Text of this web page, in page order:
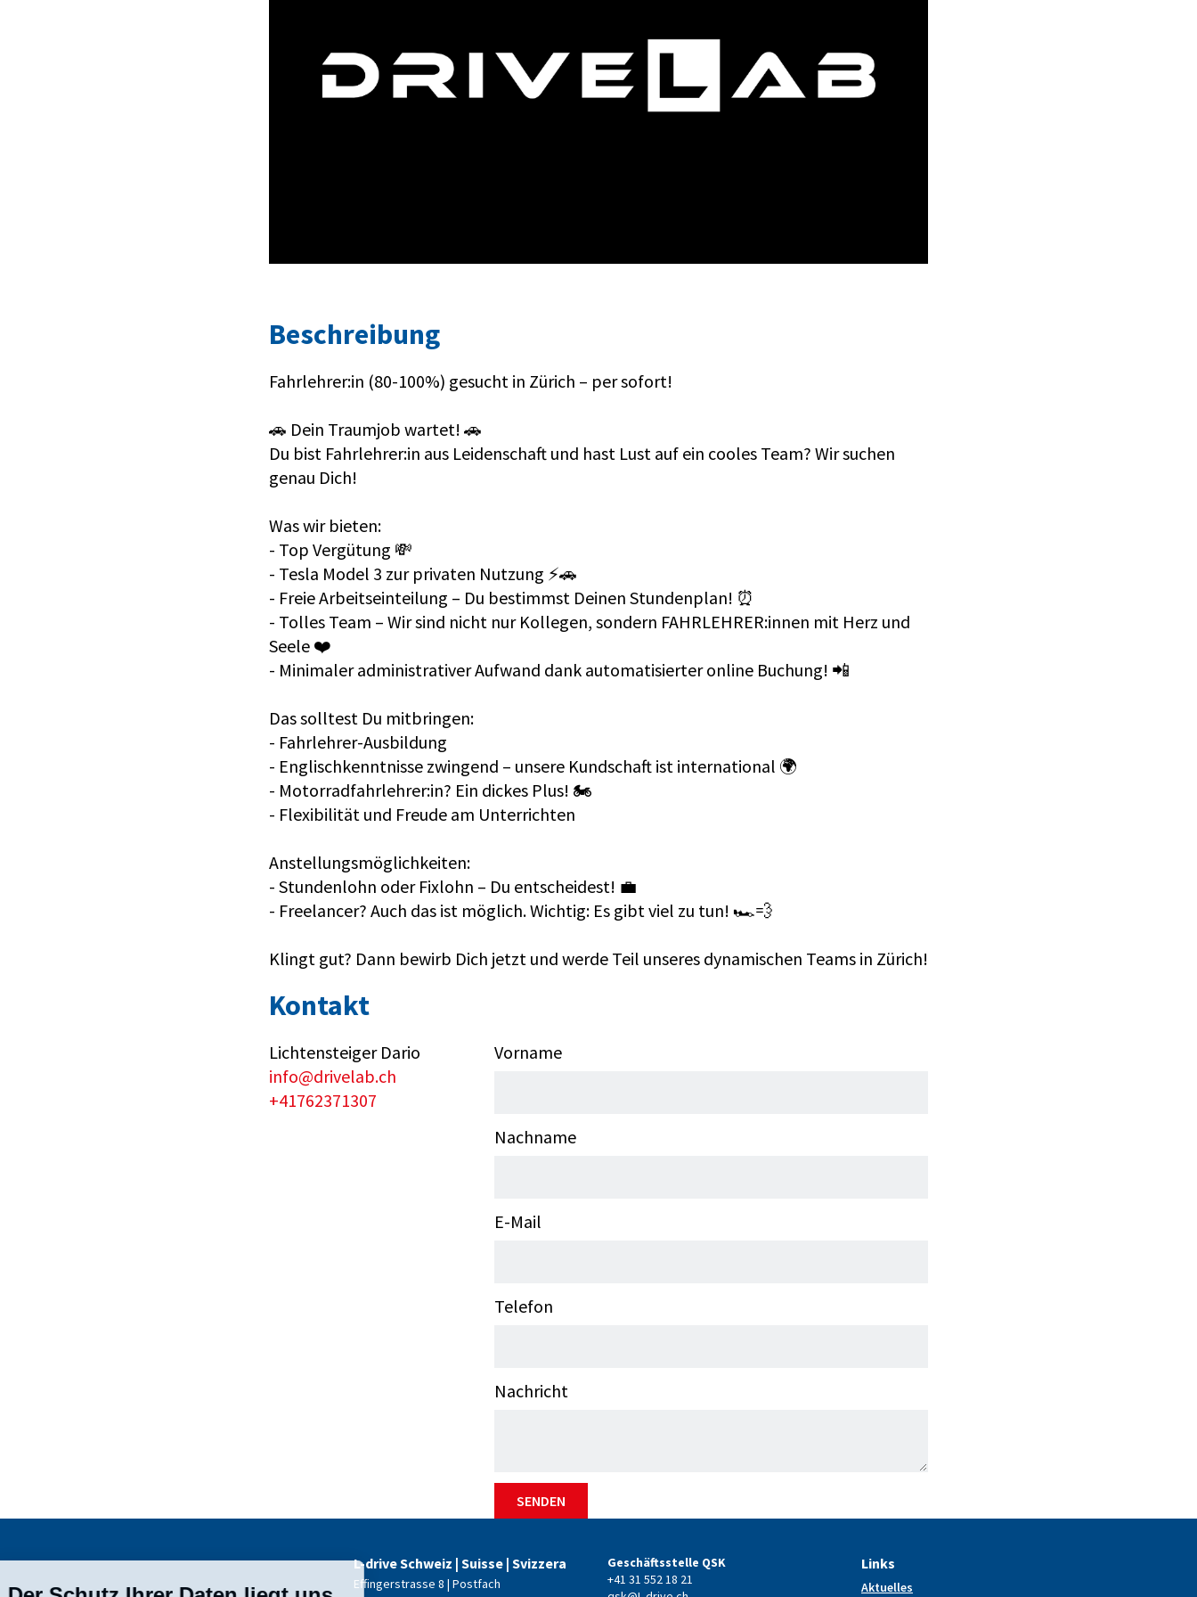
Beschreibung
Fahrlehrer:in (80-100%) gesucht in Zürich – per sofort!
🚗 Dein Traumjob wartet! 🚗
Du bist Fahrlehrer:in aus Leidenschaft und hast Lust auf ein cooles Team? Wir suchen
genau Dich!
Was wir bieten:
- Top Vergütung 💸
- Tesla Model 3 zur privaten Nutzung ⚡️🚗
- Freie Arbeitseinteilung – Du bestimmst Deinen Stundenplan! ⏰
- Tolles Team – Wir sind nicht nur Kollegen, sondern FAHRLEHRER:innen mit Herz und
Seele ❤️
- Minimaler administrativer Aufwand dank automatisierter online Buchung! 📲
Das solltest Du mitbringen:
- Fahrlehrer-Ausbildung
- Englischkenntnisse zwingend – unsere Kundschaft ist international 🌍
- Motorradfahrlehrer:in? Ein dickes Plus! 🏍️
- Flexibilität und Freude am Unterrichten
Anstellungsmöglichkeiten:
- Stundenlohn oder Fixlohn – Du entscheidest! 💼
- Freelancer? Auch das ist möglich. Wichtig: Es gibt viel zu tun! 🏎️💨
Klingt gut? Dann bewirb Dich jetzt und werde Teil unseres dynamischen Teams in Zürich!
Kontakt
Lichtensteiger Dario
info@drivelab.ch
+41762371307
Vorname
Nachname
E-Mail
Telefon
Nachricht
SENDEN
L-drive Schweiz | Suisse | Svizzera
Effingerstrasse 8 | Postfach
Geschäftsstelle QSK
+41 31 552 18 21
Links
Aktuelles